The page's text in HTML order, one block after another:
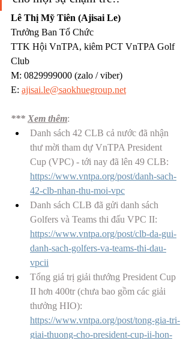
Lê Thị Mỹ Tiên (Ajisai Le)
Trưởng Ban Tổ Chức
TTK Hội VnTPA, kiêm PCT VnTPA Golf
Club
M: 0829999000 (zalo / viber)
E: ajisai.le@saokhuegroup.net
*** Xem thêm:
Danh sách 42 CLB cả nước đã nhận
thư mời tham dự VnTPA President
Cup (VPC) - tới nay đã lên 49 CLB:
https://www.vntpa.org/post/danh-sach-
42-clb-nhan-thu-moi-vpc
Danh sách CLB đã gửi danh sách
Golfers và Teams thi đấu VPC II:
https://www.vntpa.org/post/clb-da-gui-
danh-sach-golfers-va-teams-thi-dau-
vpcii
Tổng giá trị giải thướng President Cup
II hơn 400tr (chưa bao gồm các giải
thưởng HIO):
https://www.vntpa.org/post/tong-gia-tri-
giai-thuong-cho-president-cup-ii-hon-